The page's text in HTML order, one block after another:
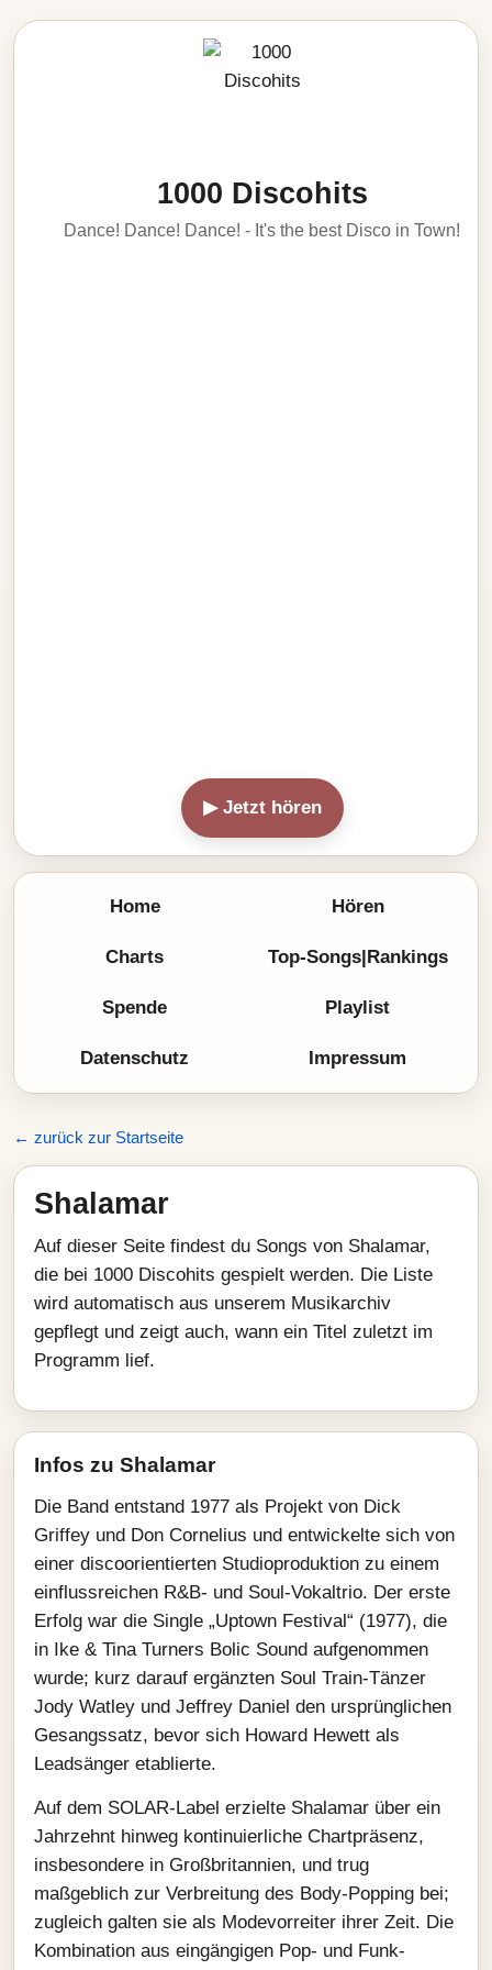
1000 Discohits
Dance! Dance! Dance! - It's the best Disco in Town!
▶ Jetzt hören
Home Hören
Charts Top-Songs|Rankings
Spende Playlist
Datenschutz Impressum
← zurück zur Startseite
Shalamar
Auf dieser Seite findest du Songs von Shalamar,
die bei 1000 Discohits gespielt werden. Die Liste
wird automatisch aus unserem Musikarchiv
gepflegt und zeigt auch, wann ein Titel zuletzt im
Programm lief.
Infos zu Shalamar
Die Band entstand 1977 als Projekt von Dick
Griffey und Don Cornelius und entwickelte sich von
einer discoorientierten Studioproduktion zu einem
einflussreichen R&B- und Soul-Vokaltrio. Der erste
Erfolg war die Single „Uptown Festival“ (1977), die
in Ike & Tina Turners Bolic Sound aufgenommen
wurde; kurz darauf ergänzten Soul Train-Tänzer
Jody Watley und Jeffrey Daniel den ursprünglichen
Gesangssatz, bevor sich Howard Hewett als
Leadsänger etablierte.
Auf dem SOLAR-Label erzielte Shalamar über ein
Jahrzehnt hinweg kontinuierliche Chartpräsenz,
insbesondere in Großbritannien, und trug
maßgeblich zur Verbreitung des Body-Popping bei;
zugleich galten sie als Modevorreiter ihrer Zeit. Die
Kombination aus eingängigen Pop- und Funk-